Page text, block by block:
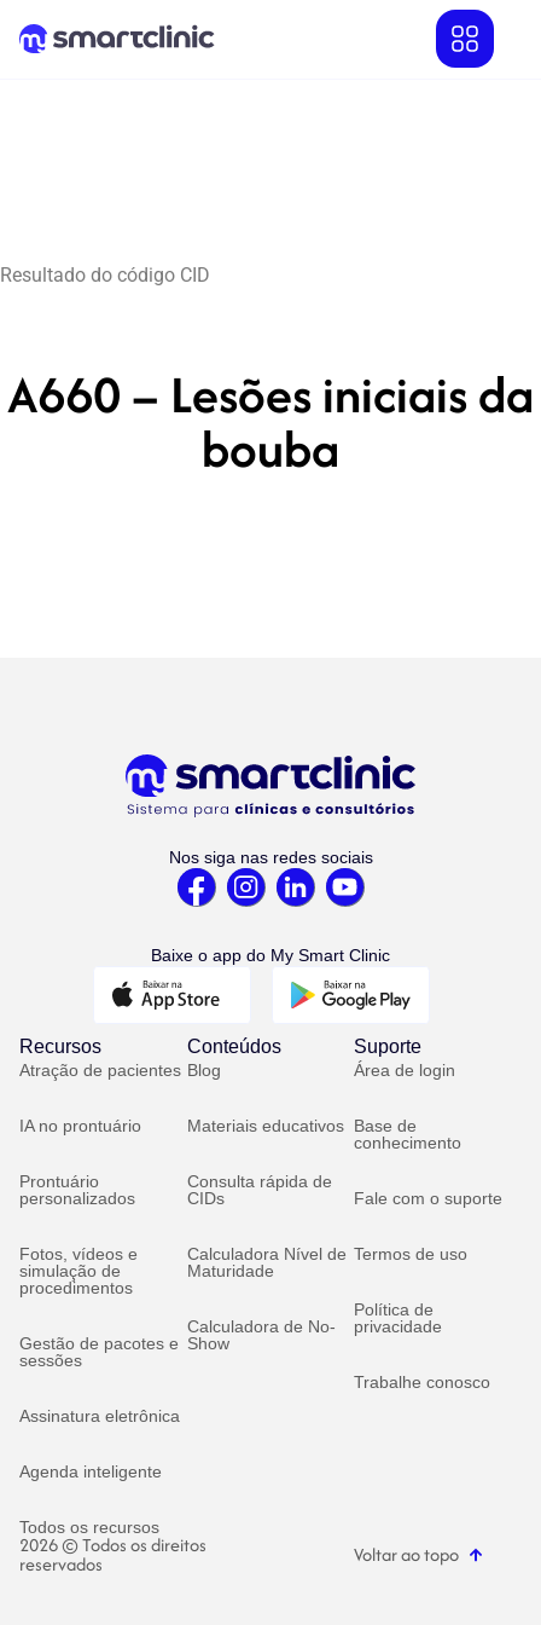
Resultado do código CID
A660 – Lesões iniciais da
bouba
Nos siga nas redes sociais
Baixe o app do My Smart Clinic
Recursos
Atração de pacientes
IA no prontuário
Prontuário
personalizados
Fotos, vídeos e
simulação de
procedimentos
Gestão de pacotes e
sessões
Assinatura eletrônica
Agenda inteligente
Todos os recursos
Conteúdos
Blog
Materiais educativos
Consulta rápida de
CIDs
Calculadora Nível de
Maturidade
Calculadora de No-
Show
Suporte
Área de login
Base de
conhecimento
Fale com o suporte
Termos de uso
Política de
privacidade
Trabalhe conosco
2026 © Todos os direitos
reservados Voltar ao topo